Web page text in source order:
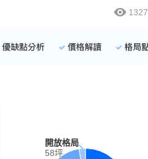
1327
開放格局
58坪
開放格局
58坪